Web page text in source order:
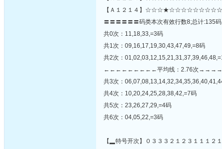
【Ａ１２１４】
〓〓〓〓〓〓码类本次有效行数8;总计:135
共0次：11,18,33,=3码
共1次：09,16,17,19,30,43,47,49,=8码
共2次：
←←←←←←←←←平均线：2.76次
共3次：
共4次：10,20,24,25,28,38,42,=7码
共5次：23,26,27,29,=4码
共6次：04,05,22,=3码
【▂特号开次】０３３３２１２３１１１２